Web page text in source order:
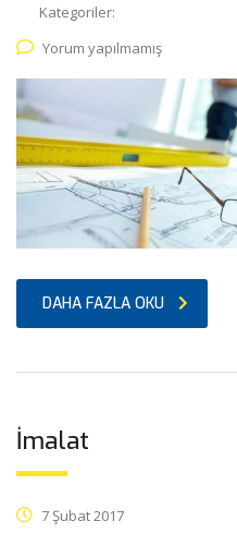
Kategoriler:
Yorum yapılmamış
DAHA FAZLA OKU
İmalat
7 Şubat 2017